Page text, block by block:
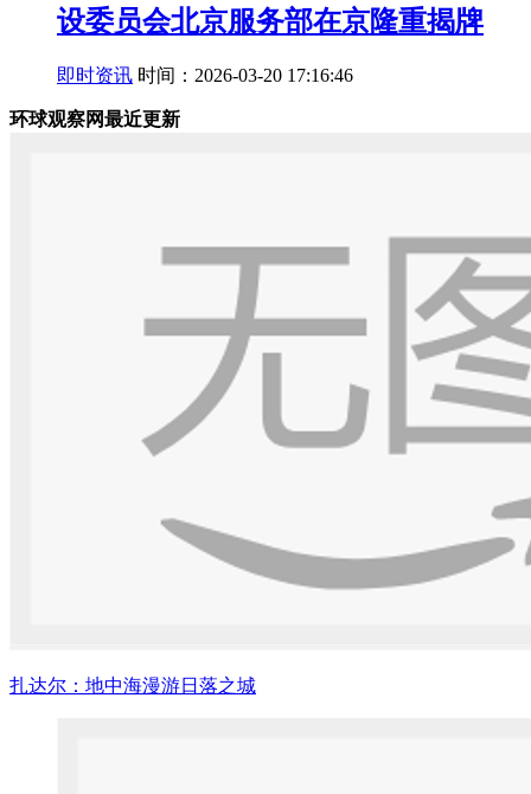
设委员会北京服务部在京隆重揭牌
即时资讯 时间：2026-03-20 17:16:46
环球观察网最近更新
扎达尔：地中海漫游日落之城